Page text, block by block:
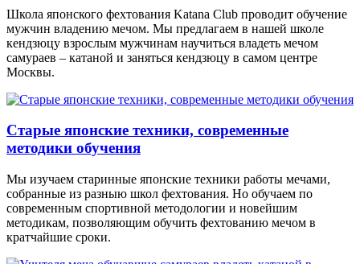
Школа японского фехтования Katana Club проводит обучение
мужчин владению мечом. Мы предлагаем в нашей школе
кендзюцу взрослым мужчинам научиться владеть мечом
самураев – катаной и заняться кендзюцу в самом центре
Москвы.
Старые японские техники, современные
методики обучения
Мы изучаем старинные японские техники работы мечами,
собранные из разныю школ фехтования. Но обучаем по
современным спортивной методологии и новейшим
методикам, позволяющим обучить фехтованию мечом в
кратчайшие сроки.